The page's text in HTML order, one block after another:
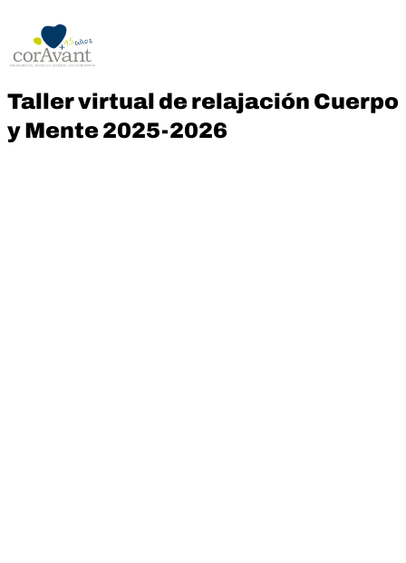
Taller virtual de relajación Cuerpo
y Mente 2025-2026